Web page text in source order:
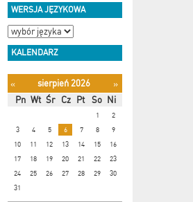
WERSJA JĘZYKOWA
KALENDARZ
« sierpień 2026
»
Pn Wt Śr Cz Pt So Ni
1
2
3
4 5 6 7 8
9
10
11 12 13 14 15
16
17
18 19 20 21 22
23
24
25 26 27 28 29
30
31